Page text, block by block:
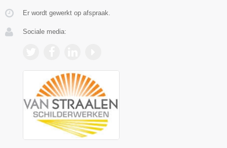
Er wordt gewerkt op afspraak.
Sociale media: